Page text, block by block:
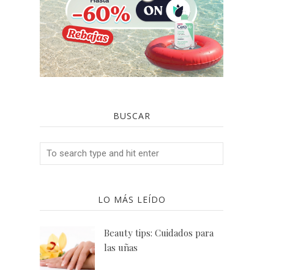
BUSCAR
LO MÁS LEÍDO
Beauty tips: Cuidados para
las uñas